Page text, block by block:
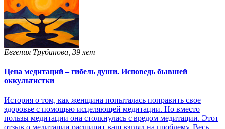
Евгения Трубинова, 39 лет
Цена медитаций – гибель души. Исповедь бывшей
оккультистки
История о том, как женщина попыталась поправить свое
здоровье с помощью исцеляющей медитации. Но вместо
пользы медитации она столкнулась с вредом медитации. Этот